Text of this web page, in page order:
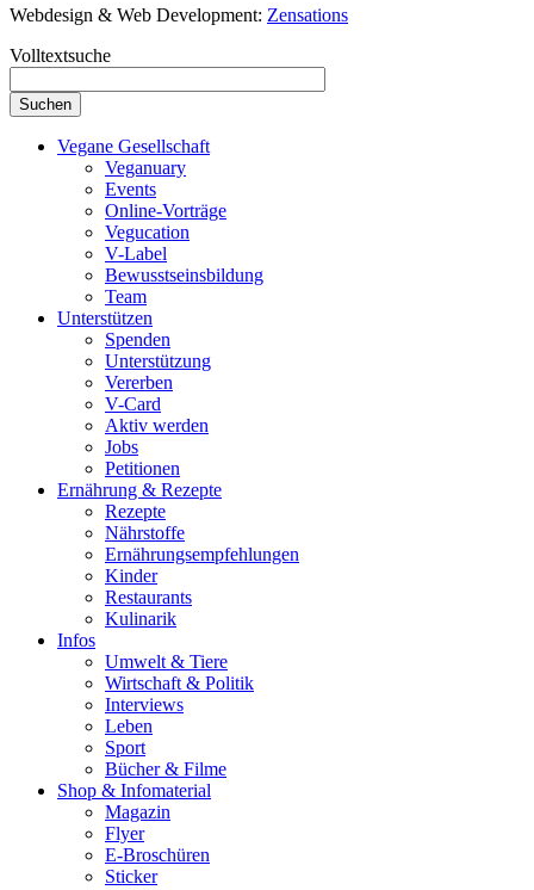
Webdesign & Web Development: Zensations
Volltextsuche
Vegane Gesellschaft
Veganuary
Events
Online-Vorträge
Vegucation
V-Label
Bewusstseinsbildung
Team
Unterstützen
Spenden
Unterstützung
Vererben
V-Card
Aktiv werden
Jobs
Petitionen
Ernährung & Rezepte
Rezepte
Nährstoffe
Ernährungsempfehlungen
Kinder
Restaurants
Kulinarik
Infos
Umwelt & Tiere
Wirtschaft & Politik
Interviews
Leben
Sport
Bücher & Filme
Shop & Infomaterial
Magazin
Flyer
E-Broschüren
Sticker